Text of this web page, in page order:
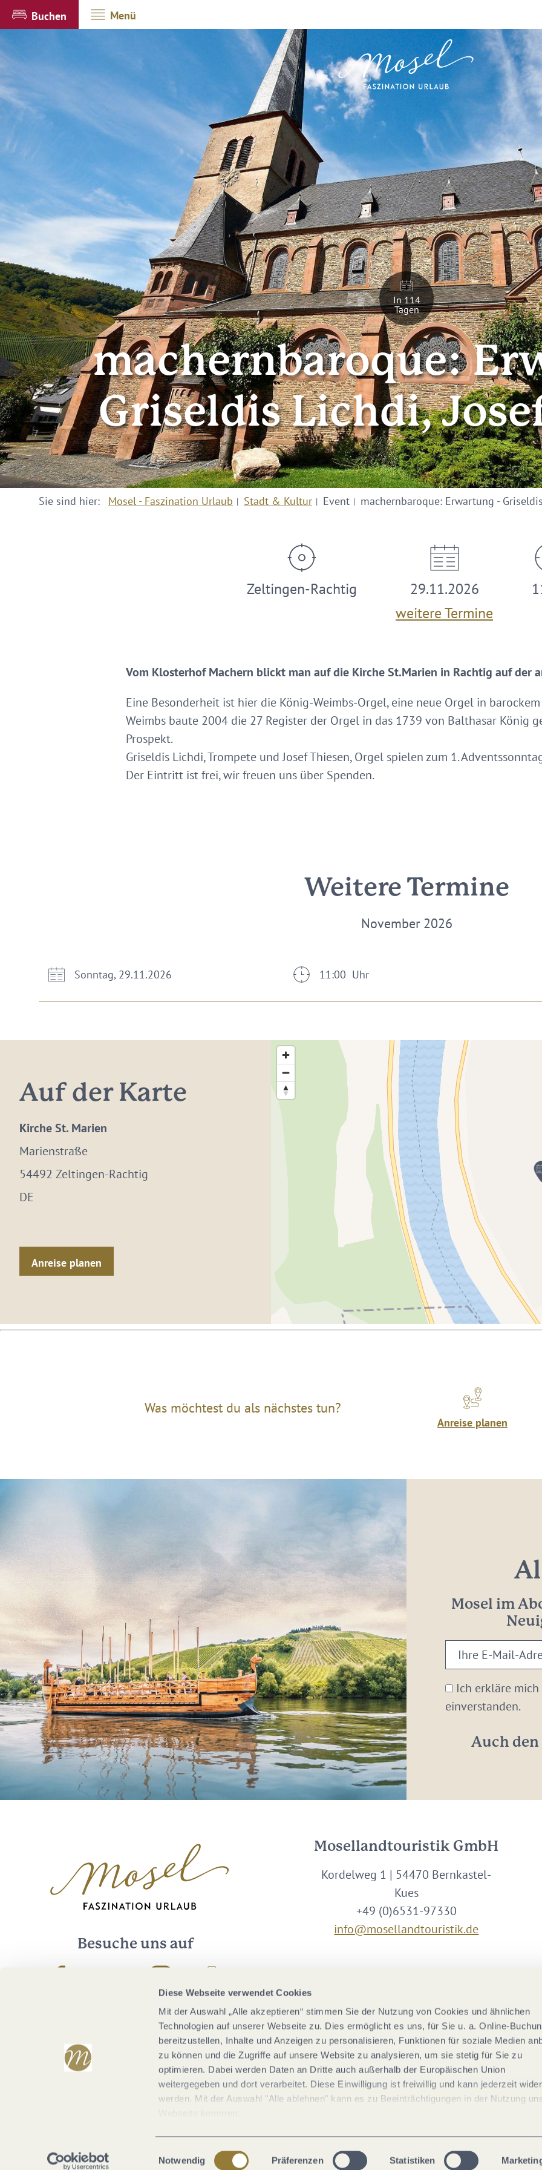
Diese Webseite verwendet Cookies
Mit der Auswahl „Alle akzeptieren“ stimmen Sie der Nutzung von Cookies und ähnlichen
Technologien auf unserer Webseite zu. Dies ermöglicht es uns, für Sie u. a. Online-
bereitzustellen, Inhalte und Anzeigen zu personalisieren, Funktionen für soziale Medien
zu können und die Zugriffe auf unsere Website zu analysieren, um sie stetig für Sie zu
optimieren. Dabei werden Daten an Dritte auch außerhalb der Europäischen Union
weitergegeben und dort verarbeitet. Diese Einwilligung ist freiwillig und kann jederzeit
werden. Mit der Auswahl "Alle ablehnen" kann es zu Beeinträchtigungen in der Nutzung
Einwilligungsauswahl
Notwendig Präferenzen Statistiken
Buchen Menü
In 114
Tagen
machernbaroque:
Griseldis Lichdi,
Sie sind hier: Mosel - Faszination Urlaub Stadt & Kultur Event machernbaroque: Erwartung -
Zeltingen-Rachtig
29.11.2026
weitere Termine
Vom Klosterhof Machern blickt man auf die Kirche St.Marien in Rachtig auf der
Eine Besonderheit ist hier die König-Weimbs-Orgel, eine neue Orgel in
Weimbs baute 2004 die 27 Register der Orgel in das 1739 von Balthasar König
Prospekt.
Griseldis Lichdi, Trompete und Josef Thiesen, Orgel spielen zum 1.
Der Eintritt ist frei, wir freuen uns über Spenden.
Weitere Termine
November 2026
Sonntag, 29.11.2026 11:00 Uhr
Auf der Karte
Kirche St. Marien
Marienstraße
54492 Zeltingen-Rachtig
DE
Anreise planen
Was möchtest du als nächstes tun?
Anreise planen
Mosel im
Ihre
E-
Mail-
Adresse:
Ich erkläre
einverstanden.
Auch den
Besuche uns auf
Mosellandtouristik GmbH
Kordelweg 1 | 54470 Bernkastel-
Kues
+49 (0)6531-97330
info@mosellandtouristik.de